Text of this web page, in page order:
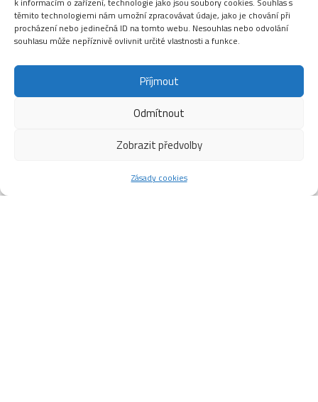
těmito technologiemi nám umožní zpracovávat údaje, jako je chování při
procházení nebo jedinečná ID na tomto webu. Nesouhlas nebo odvolání
souhlasu může nepříznivě ovlivnit určité vlastnosti a funkce.
Příjmout
Odmítnout
Zobrazit předvolby
Zásady cookies